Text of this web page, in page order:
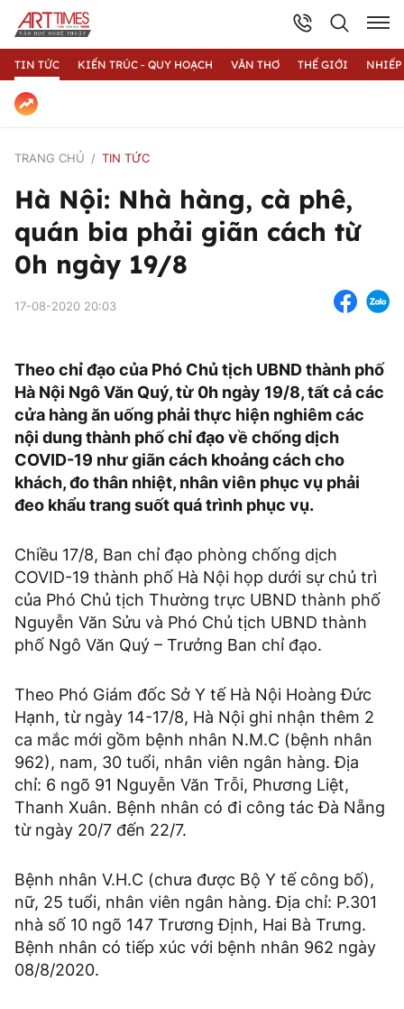
TIN TỨC KIẾN TRÚC - QUY HOẠCH VĂN THƠ THẾ GIỚI
TRANG CHỦ TIN TỨC
Hà Nội: Nhà hàng, cà phê,
quán bia phải giãn cách từ
0h ngày 19/8
17-08-2020 20:03
Theo chỉ đạo của Phó Chủ tịch UBND thành phố
Hà Nội Ngô Văn Quý, từ 0h ngày 19/8, tất cả các
cửa hàng ăn uống phải thực hiện nghiêm các
nội dung thành phố chỉ đạo về chống dịch
COVID-19 như giãn cách khoảng cách cho
khách, đo thân nhiệt, nhân viên phục vụ phải
đeo khẩu trang suốt quá trình phục vụ.
Chiều 17/8, Ban chỉ đạo phòng chống dịch
COVID-19 thành phố Hà Nội họp dưới sự chủ trì
của Phó Chủ tịch Thường trực UBND thành phố
Nguyễn Văn Sửu và Phó Chủ tịch UBND thành
phố Ngô Văn Quý – Trưởng Ban chỉ đạo.
Theo Phó Giám đốc Sở Y tế Hà Nội Hoàng Đức
Hạnh, từ ngày 14-17/8, Hà Nội ghi nhận thêm 2
ca mắc mới gồm bệnh nhân N.M.C (bệnh nhân
962), nam, 30 tuổi, nhân viên ngân hàng. Địa
chỉ: 6 ngõ 91 Nguyễn Văn Trỗi, Phương Liệt,
Thanh Xuân. Bệnh nhân có đi công tác Đà Nẵng
từ ngày 20/7 đến 22/7.
Bệnh nhân V.H.C (chưa được Bộ Y tế công bố),
nữ, 25 tuổi, nhân viên ngân hàng. Địa chỉ: P.301
nhà số 10 ngõ 147 Trương Định, Hai Bà Trưng.
Bệnh nhân có tiếp xúc với bệnh nhân 962 ngày
08/8/2020.